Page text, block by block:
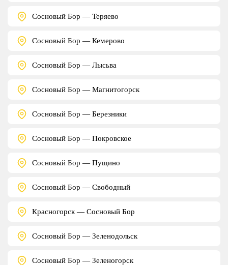
Сосновый Бор — Теряево
Сосновый Бор — Кемерово
Сосновый Бор — Лысьва
Сосновый Бор — Магнитогорск
Сосновый Бор — Березники
Сосновый Бор — Покровское
Сосновый Бор — Пущино
Сосновый Бор — Свободный
Красногорск — Сосновый Бор
Сосновый Бор — Зеленодольск
Сосновый Бор — Зеленогорск